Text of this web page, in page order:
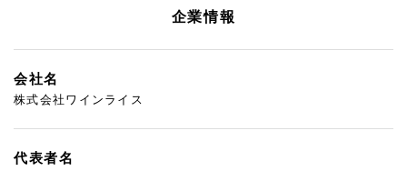
企業情報
会社名
株式会社ワインライス
代表者名